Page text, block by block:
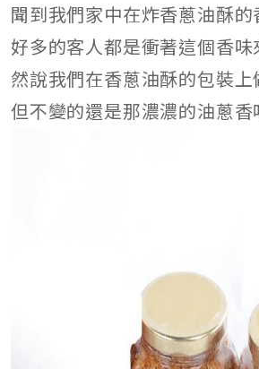
聞到我們家中在炸香蔥油酥
好多的客人都是衝著這個香
然說我們在香蔥油酥的包裝上
但不變的還是那濃濃的油蔥香